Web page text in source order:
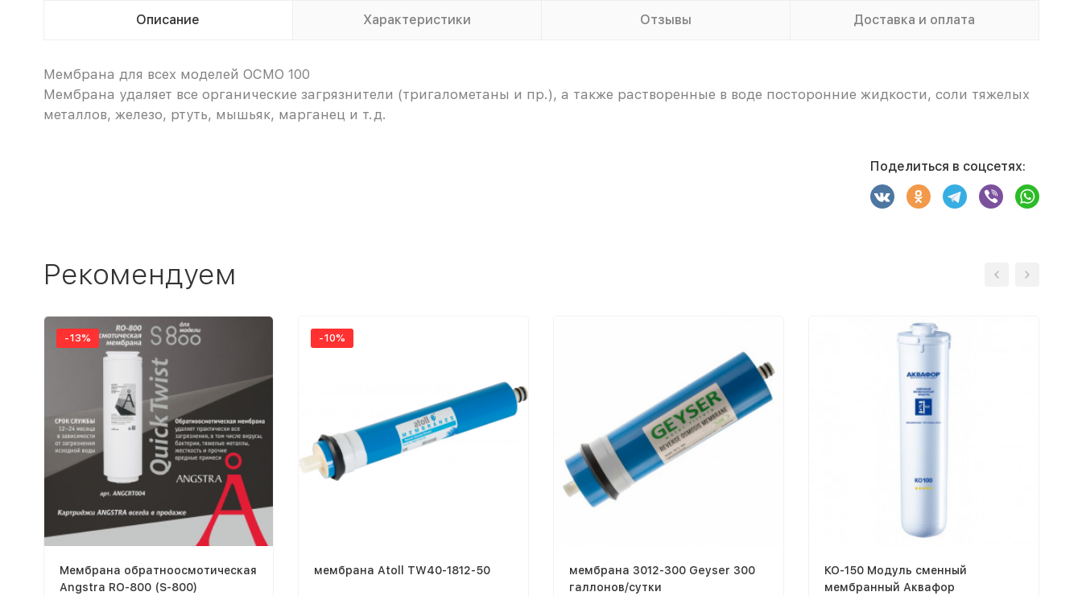
Описание Характеристики Отзывы Доставка и оплата
Мембрана для всех моделей ОСМО 100
Мембрана удаляет все органические загрязнители (тригалометаны и пр.), а также растворенные в воде посторонние жидкости, соли тяжелых
металлов, железо, ртуть, мышьяк, марганец и т.д.
Поделиться в соцсетях:
Рекомендуем
-13%
Мембрана обратноосмотическая
Angstra RO-800 (S-800)
-10%
мембрана Atoll TW40-1812-50
мембрана 3012-300 Geyser 300
галлонов/сутки
КО-150 Модуль сменный
мембранный Аквафор